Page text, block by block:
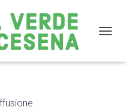
Sabato 1 Dicembre